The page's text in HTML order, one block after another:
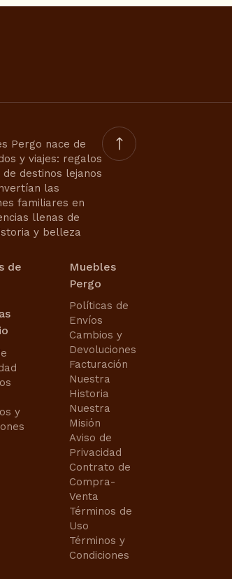
Pergo nace de
y viajes: regalos
destinos lejanos
las
familiares en
llenas de
y belleza
de
y
Muebles
Pergo
Políticas de
Envíos
Cambios y
Devoluciones
Facturación
Nuestra
Historia
Nuestra
Misión
Aviso de
Privacidad
Contrato de
Compra-
Venta
Términos de
Uso
Términos y
Condiciones